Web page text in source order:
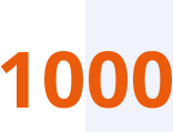
1000